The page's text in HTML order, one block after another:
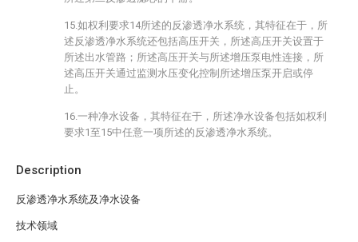
Description
反渗透净水系统及净水设备
技术领域
15.如权利要求14所述的反渗透净水系统，其特征在于，所
述反渗透净水系统还包括高压开关，所述高压开关设置于
所述出水管路；所述高压开关与所述增压泵电性连接，所
述高压开关通过监测水压变化控制所述增压泵开启或停
止。
16.一种净水设备，其特征在于，所述净水设备包括如权利
要求1至15中任意一项所述的反渗透净水系统。